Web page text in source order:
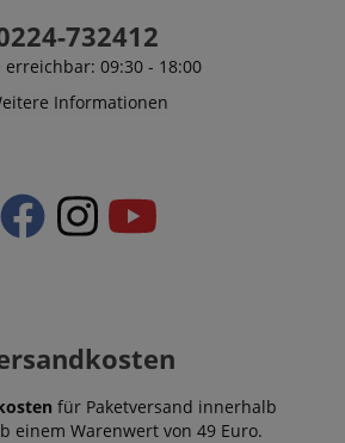
732412
erreichbar: 09:30 - 18:00
Informationen
für Paketversand innerhalb
einem Warenwert von 49 Euro.